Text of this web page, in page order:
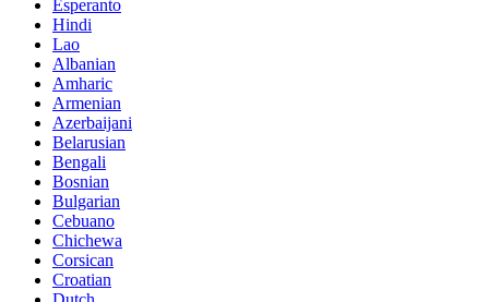
Esperanto
Hindi
Lao
Albanian
Amharic
Armenian
Azerbaijani
Belarusian
Bengali
Bosnian
Bulgarian
Cebuano
Chichewa
Corsican
Croatian